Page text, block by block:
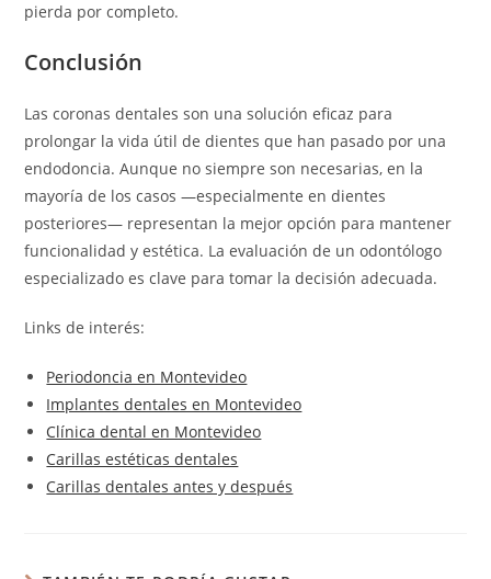
pierda por completo.
Conclusión
Las coronas dentales son una solución eficaz para
prolongar la vida útil de dientes que han pasado por una
endodoncia. Aunque no siempre son necesarias, en la
mayoría de los casos —especialmente en dientes
posteriores— representan la mejor opción para mantener
funcionalidad y estética. La evaluación de un odontólogo
especializado es clave para tomar la decisión adecuada.
Links de interés:
Periodoncia en Montevideo
Implantes dentales en Montevideo
Clínica dental en Montevideo
Carillas estéticas dentales
Carillas dentales antes y después